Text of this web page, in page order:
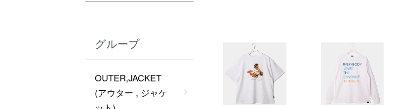
グループ
OUTER,JACKET
(アウター , ジャケ